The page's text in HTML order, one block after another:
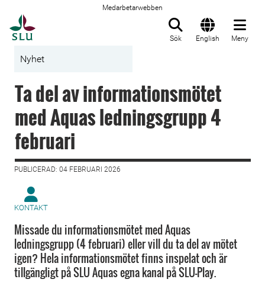
Medarbetarwebben
Sök English Meny
Nyhet
Ta del av informationsmötet
med Aquas ledningsgrupp 4
februari
PUBLICERAD: 04 FEBRUARI 2026
KONTAKT
Missade du informationsmötet med Aquas
ledningsgrupp (4 februari) eller vill du ta del av mötet
igen? Hela informationsmötet finns inspelat och är
tillgängligt på SLU Aquas egna kanal på SLU-Play.